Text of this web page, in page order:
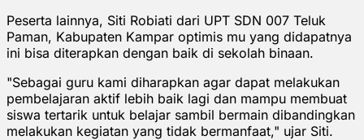
Peserta lainnya, Siti Robiati dari UPT SDN 007 Teluk
Paman, Kabupaten Kampar optimis mu yang didapatnya
ini bisa diterapkan dengan baik di sekolah binaan.
"Sebagai guru kami diharapkan agar dapat melakukan
pembelajaran aktif lebih baik lagi dan mampu membuat
siswa tertarik untuk belajar sambil bermain dibandingkan
melakukan kegiatan yang tidak bermanfaat," ujar Siti.